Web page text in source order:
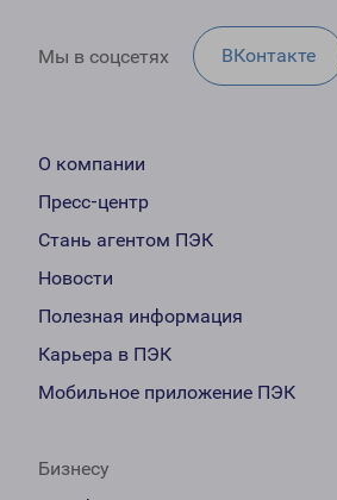
Мы в соцсетях ВКонтакте
О компании
Пресс-центр
Стань агентом ПЭК
Новости
Полезная информация
Карьера в ПЭК
Мобильное приложение ПЭК
Бизнесу